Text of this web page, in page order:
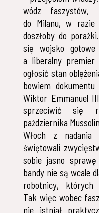
wódz faszystów,
do Milanu, w razie
doszłoby do
się wojsko
a liberalny
ogłosić stan
bowiem
Wiktor Emmanuel
sprzeciwić się
października
Włoch z
świętowali
sobie jasno
bandy nie są wcale
robotnicy, których
Tak więc wobec
nie istniał